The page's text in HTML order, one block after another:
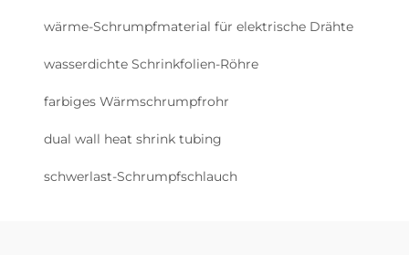
wärme-Schrumpfmaterial für elektrische Drähte
wasserdichte Schrinkfolien-Röhre
farbiges Wärmschrumpfrohr
dual wall heat shrink tubing
schwerlast-Schrumpfschlauch